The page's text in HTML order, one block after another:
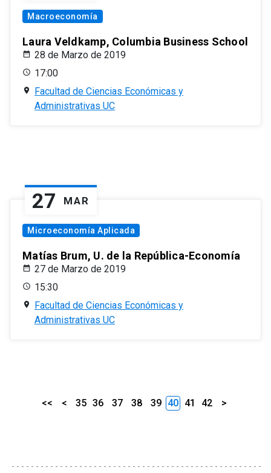
Macroeconomía
Laura Veldkamp, Columbia Business School
28 de Marzo de 2019
17:00
Facultad de Ciencias Económicas y
Administrativas UC
27 MAR
Microeconomía Aplicada
Matías Brum, U. de la República-Economía
27 de Marzo de 2019
15:30
Facultad de Ciencias Económicas y
Administrativas UC
<< < 35 36 37 38 39 40 41 42 >